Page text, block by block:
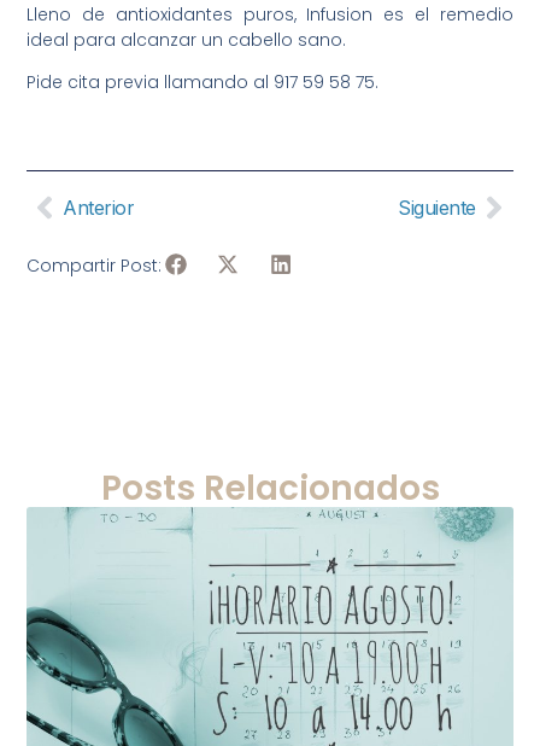
Lleno de antioxidantes puros, Infusion es el remedio
ideal para alcanzar un cabello sano.
Pide cita previa llamando al 917 59 58 75.
Anterior Siguiente
Compartir Post:
Posts Relacionados